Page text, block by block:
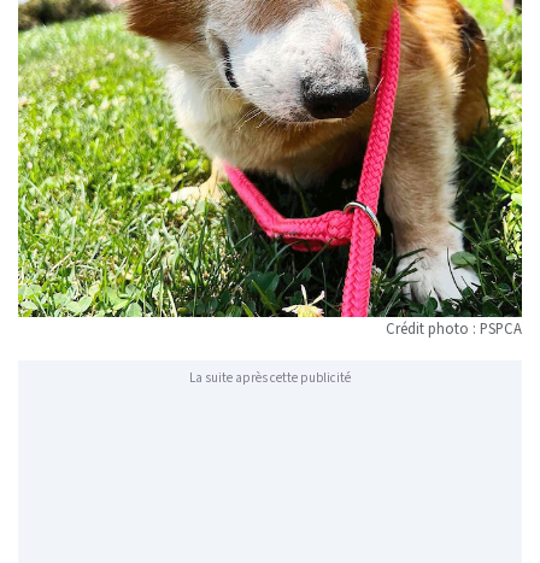
Crédit photo : PSPCA
La suite après cette publicité